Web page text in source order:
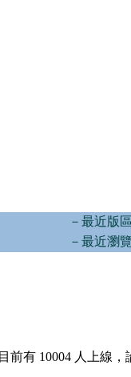
－最近版
－最近瀏
前有 10004 人上線